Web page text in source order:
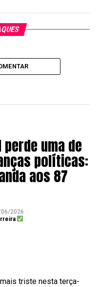
uma de
políticas:
aos 87
2026
triste nesta terça-